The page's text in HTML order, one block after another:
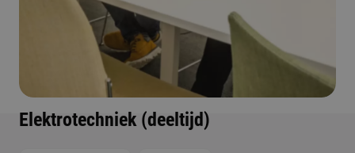
Elektrotechniek (deeltijd)